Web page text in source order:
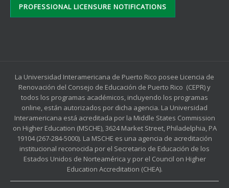
PROFESSIONAL LICENSURE NOTIFICATIONS
La Universidad Interamericana de Puerto Rico posee Licencia de
Renovación del Consejo de Educación de Puerto Rico (CEPR) y
todos los programas académicos, incluyendo los programas
online, están autorizados por dicha agencia. La Universidad
Interamericana está acreditada por la Middle States Commission
on Higher Education (MSCHE), 3624 Market Street, Philadelphia, PA
19104 (267-284-5000). La MSCHE es una agencia de acreditación
institucional reconocida por el Secretario de Educación de los
Estados Unidos de Norteamérica y por el Council on Higher
Education Accreditation (CHEA).